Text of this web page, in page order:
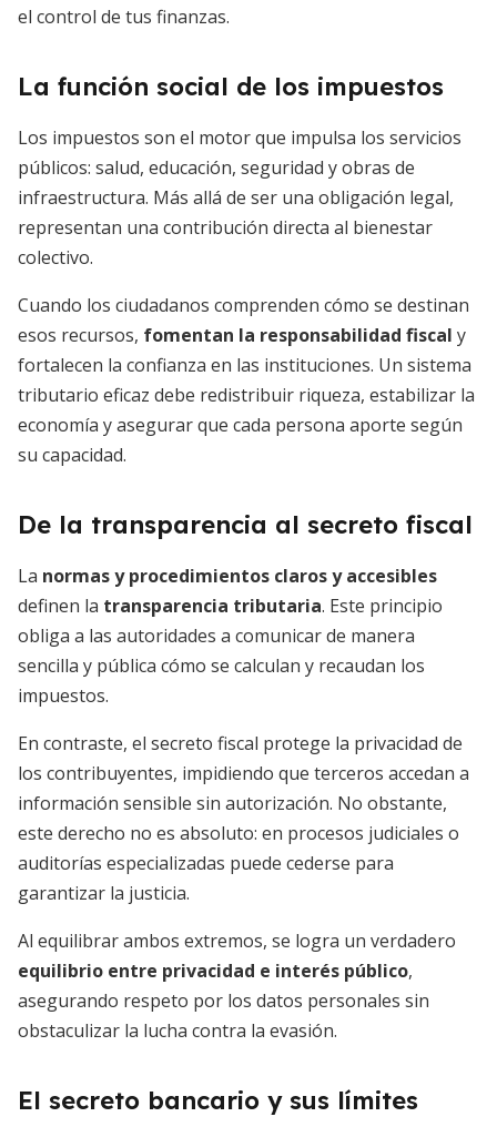
el control de tus finanzas.
La función social de los impuestos
Los impuestos son el motor que impulsa los servicios
públicos: salud, educación, seguridad y obras de
infraestructura. Más allá de ser una obligación legal,
representan una contribución directa al bienestar
colectivo.
Cuando los ciudadanos comprenden cómo se destinan
esos recursos, fomentan la responsabilidad fiscal y
fortalecen la confianza en las instituciones. Un sistema
tributario eficaz debe redistribuir riqueza, estabilizar la
economía y asegurar que cada persona aporte según
su capacidad.
De la transparencia al secreto fiscal
La normas y procedimientos claros y accesibles
definen la transparencia tributaria. Este principio
obliga a las autoridades a comunicar de manera
sencilla y pública cómo se calculan y recaudan los
impuestos.
En contraste, el secreto fiscal protege la privacidad de
los contribuyentes, impidiendo que terceros accedan a
información sensible sin autorización. No obstante,
este derecho no es absoluto: en procesos judiciales o
auditorías especializadas puede cederse para
garantizar la justicia.
Al equilibrar ambos extremos, se logra un verdadero
equilibrio entre privacidad e interés público,
asegurando respeto por los datos personales sin
obstaculizar la lucha contra la evasión.
El secreto bancario y sus límites